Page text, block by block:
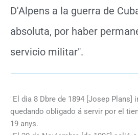
D'Alpens a la guerra de
absoluta, por haber
servicio militar".
"El dia 8 Dbre de 1894 [Josep Plans]
quedando obligado á servir por el
19 anys.